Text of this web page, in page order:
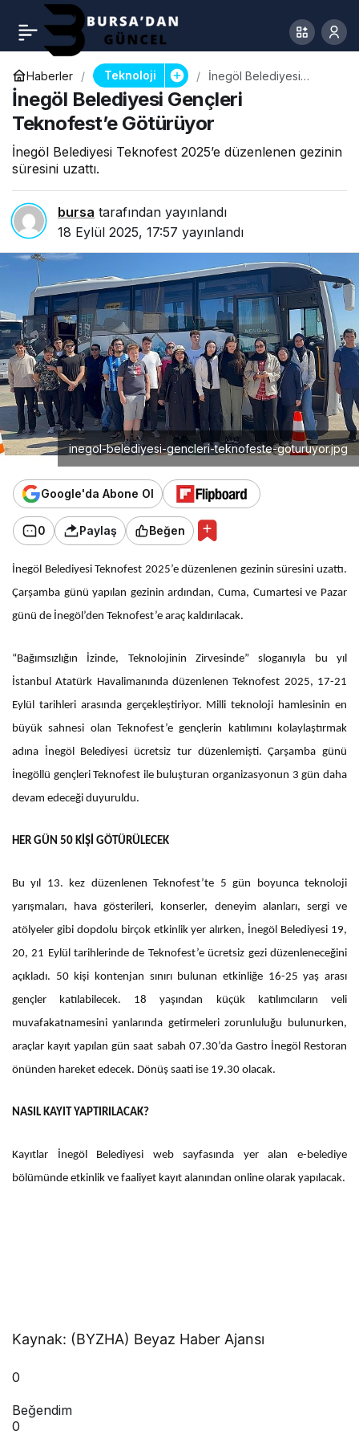
Haberler Teknoloji
İnegöl Belediyesi
Gençleri Teknofest’e
Götürüyor
İnegöl Belediyesi Gençleri
Teknofest’e Götürüyor
İnegöl Belediyesi Teknofest 2025’e düzenlenen gezinin
süresini uzattı.
bursa tarafından yayınlandı
18 Eylül 2025, 17:57 yayınlandı
inegol-belediyesi-gencleri-teknofeste-goturuyor.jpg
Google'da Abone Ol
0 Paylaş Beğen
İnegöl Belediyesi Teknofest 2025’e düzenlenen gezinin süresini uzattı.
Çarşamba günü yapılan gezinin ardından, Cuma, Cumartesi ve Pazar
günü de İnegöl’den Teknofest’e araç kaldırılacak.
“Bağımsızlığın İzinde, Teknolojinin Zirvesinde” sloganıyla bu yıl
İstanbul Atatürk Havalimanında düzenlenen Teknofest 2025, 17-21
Eylül tarihleri arasında gerçekleştiriyor. Milli teknoloji hamlesinin en
büyük sahnesi olan Teknofest’e gençlerin katılımını kolaylaştırmak
adına İnegöl Belediyesi ücretsiz tur düzenlemişti. Çarşamba günü
İnegöllü gençleri Teknofest ile buluşturan organizasyonun 3 gün daha
devam edeceği duyuruldu.
HER GÜN 50 KİŞİ GÖTÜRÜLECEK
Bu yıl 13. kez düzenlenen Teknofest’te 5 gün boyunca teknoloji
yarışmaları, hava gösterileri, konserler, deneyim alanları, sergi ve
atölyeler gibi dopdolu birçok etkinlik yer alırken, İnegöl Belediyesi 19,
20, 21 Eylül tarihlerinde de Teknofest’e ücretsiz gezi düzenleneceğini
açıkladı. 50 kişi kontenjan sınırı bulunan etkinliğe 16-25 yaş arası
gençler katılabilecek. 18 yaşından küçük katılımcıların veli
muvafakatnamesini yanlarında getirmeleri zorunluluğu bulunurken,
araçlar kayıt yapılan gün saat sabah 07.30’da Gastro İnegöl Restoran
önünden hareket edecek. Dönüş saati ise 19.30 olacak.
NASIL KAYIT YAPTIRILACAK?
Kayıtlar İnegöl Belediyesi web sayfasında yer alan e-belediye
bölümünde etkinlik ve faaliyet kayıt alanından online olarak yapılacak.
Kaynak: (BYZHA) Beyaz Haber Ajansı
0
Beğendim
0